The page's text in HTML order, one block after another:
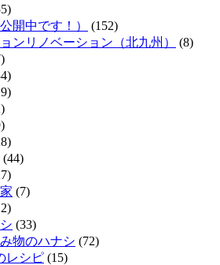
開中です！）
(152)
ンリノベーション（北九州）
(8)
(44)
(7)
(33)
物のハナシ (72)
レシピ (15)